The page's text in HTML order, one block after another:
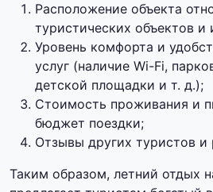
Расположение объекта
туристических объектов и
Уровень комфорта и
услуг (наличие Wi-Fi,
детской площадки и т. д.);
Стоимость проживания и
бюджет поездки;
Отзывы других туристов и
Таким образом, летний отдых